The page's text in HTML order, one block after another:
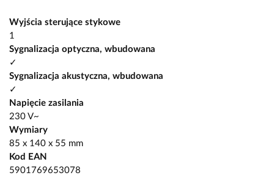
Wyjścia sterujące stykowe
1
Sygnalizacja optyczna, wbudowana
✓
Sygnalizacja akustyczna, wbudowana
✓
Napięcie zasilania
230 V~
Wymiary
85 x 140 x 55 mm
Kod EAN
5901769653078